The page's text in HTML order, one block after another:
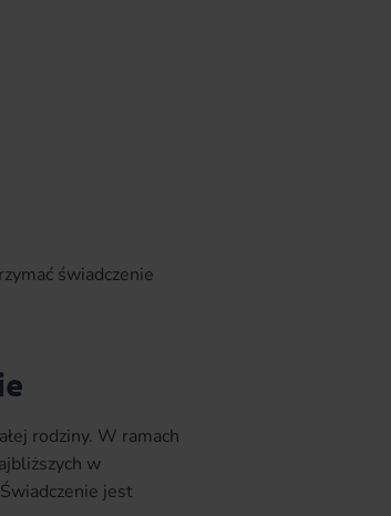
świadczenie
rodziny. W ramach
w
jest